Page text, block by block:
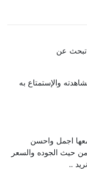
عن
والإستمتاع به
اجمل واحسن
حيث الجوده والسعر
..